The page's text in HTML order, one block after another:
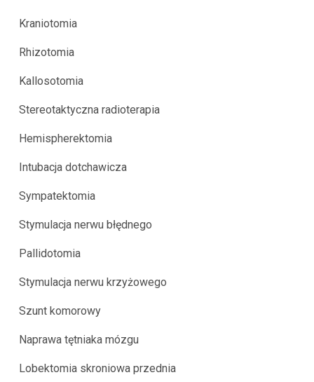
Kraniotomia
Rhizotomia
Kallosotomia
Stereotaktyczna radioterapia
Hemispherektomia
Intubacja dotchawicza
Sympatektomia
Stymulacja nerwu błędnego
Pallidotomia
Stymulacja nerwu krzyżowego
Szunt komorowy
Naprawa tętniaka mózgu
Lobektomia skroniowa przednia